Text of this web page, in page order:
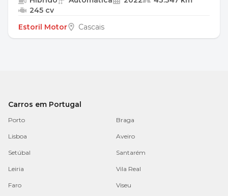
245 cv
Estoril Motor
Cascais
Carros em Portugal
Porto Braga
Lisboa Aveiro
Setúbal Santarém
Leiria Vila Real
Faro Viseu